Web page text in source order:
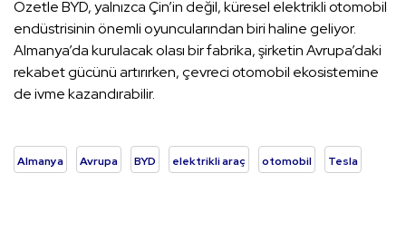
Özetle BYD, yalnızca Çin’in değil, küresel elektrikli otomobil
endüstrisinin önemli oyuncularından biri haline geliyor.
Almanya’da kurulacak olası bir fabrika, şirketin Avrupa’daki
rekabet gücünü artırırken, çevreci otomobil ekosistemine
de ivme kazandırabilir.
Almanya Avrupa BYD elektrikli araç otomobil Tesla